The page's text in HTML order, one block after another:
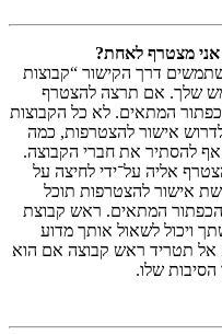
אני מצטרף לאחת?
דרך הקישור “קבוצות
שלך. אם תרצה להצטרף
המתאים. לא כל הקבוצות
אישור להצטרפות, כמה
אף להסתיר את חברי הקבוצה.
אליה על־ידי לחיצה על
אישור להצטרפות תוכל
המתאים. ראש קבוצת
ויכול לשאול אותך מדוע
אל תטריד ראש קבוצה אם הוא
שלו.